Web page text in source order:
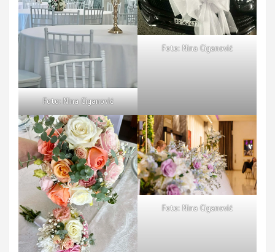
Foto: Nina Ciganović
Foto: Nina Ciganović
Foto: Nina Ciganović